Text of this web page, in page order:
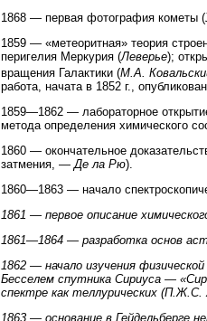
1868 — первая фотография кометы (
1859 — «метеоритная» теория
перигелия Меркурия (Леверье);
вращения Галактики (М.А.
работа, начата в 1852 г.,
1859—1862 — лабораторное
метода определения химического
1860 — окончательное
затмения, —Де ла Рю).
1860—1863 — начало
1861 — первое описание
1861—1864 — разработка основ
1862 — начало изучения
Бесселем спутника Сириуса —
спектре как теллурических (П.Ж.С.
1863 — основание в Гейдельберге